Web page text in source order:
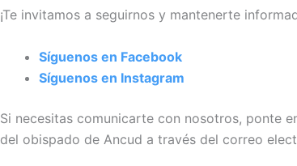
¡Te invitamos a seguirnos y mantenerte
Síguenos en Facebook
Síguenos en Instagram
Si necesitas comunicarte con nosotros, ponte
del obispado de Ancud a través del correo